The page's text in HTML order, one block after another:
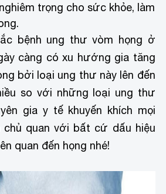
trọng cho sức khỏe, làm
bệnh ung thư vòm họng ở
càng có xu hướng gia tăng
bởi loại ung thư này lên đến
so với những loại ung thư
gia y tế khuyến khích mọi
chủ quan với bất cứ dấu hiệu
quan đến họng nhé!